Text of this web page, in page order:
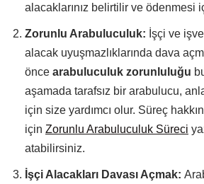
alacaklarınız belirtilir ve ödenmesi
Zorunlu Arabuluculuk: İşçi ve
alacak uyuşmazlıklarında dava
önce arabuluculuk zorunluluğu
aşamada tarafsız bir arabulucu,
için size yardımcı olur. Süreç
için Zorunlu Arabuluculuk Süreci
atabilirsiniz.
İşçi Alacakları Davası Açmak: